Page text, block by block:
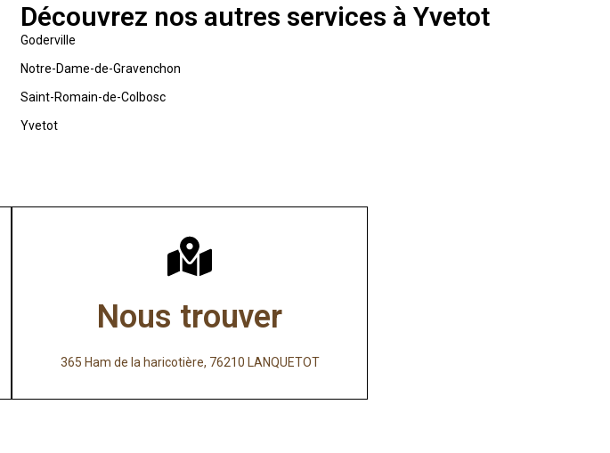
Découvrez nos autres services à Yvetot
Goderville
Notre-Dame-de-Gravenchon
Saint-Romain-de-Colbosc
Yvetot
Nous trouver
365 Ham de la haricotière, 76210 LANQUETOT